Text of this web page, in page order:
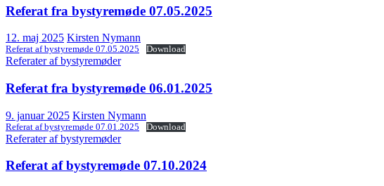
Referat fra bystyremøde 07.05.2025
12. maj 2025 Kirsten Nymann
Referat af bystyremøde 07.05.2025 Download
Referater af bystyremøder
Referat fra bystyremøde 06.01.2025
9. januar 2025 Kirsten Nymann
Referat af bystyremøde 07.01.2025 Download
Referater af bystyremøder
Referat af bystyremøde 07.10.2024